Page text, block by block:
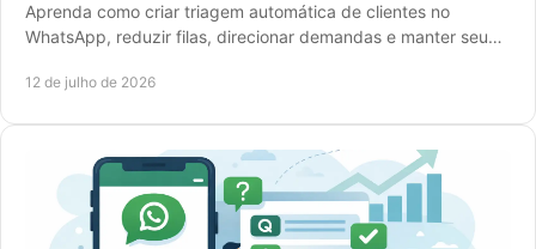
Aprenda como criar triagem automática de clientes no
WhatsApp, reduzir filas, direcionar demandas e manter seu
12 de julho de 2026